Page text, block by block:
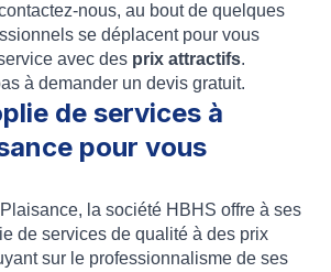
nous, au bout de quelques
se déplacent pour vous
avec des prix attractifs.
à demander un devis gratuit.
de services à
pour vous
, la société HBHS offre à ses
de services de qualité à des prix
sur le professionnalisme de ses